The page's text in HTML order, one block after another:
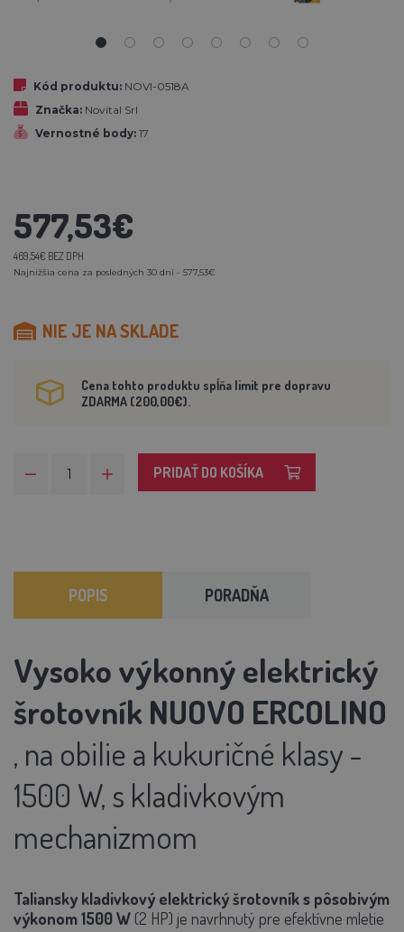
Kód produktu: NOVI-0518A
Značka: Novital Srl
Vernostné body: 17
577,53€
469,54€ BEZ DPH
Najnižšia cena za posledných 30 dní - 577,53€
NIE JE NA SKLADE
Cena tohto produktu spĺňa limit pre dopravu
ZDARMA (200,00€).
PRIDAŤ DO KOŠÍKA
POPIS PORADŇA
Vysoko výkonný elektrický
šrotovník NUOVO ERCOLINO
, na obilie a kukuričné klasy -
1500 W, s kladivkovým
mechanizmom
Taliansky kladivkový elektrický šrotovník s pôsobivým
výkonom 1500 W (2 HP) je navrhnutý pre efektívne mletie